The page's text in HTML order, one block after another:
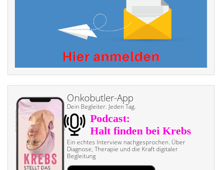
Onkobutler-App
Dein Begleiter. Jeden Tag.
Ein echtes Interview nach­gesprochen. Über
Diagnose, Therapie und die Kraft digitaler
Begleitung